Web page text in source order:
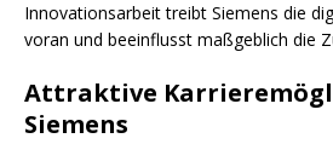
Innovationsarbeit treibt Siemens die
voran und beeinflusst maßgeblich die
Attraktive
Siemens